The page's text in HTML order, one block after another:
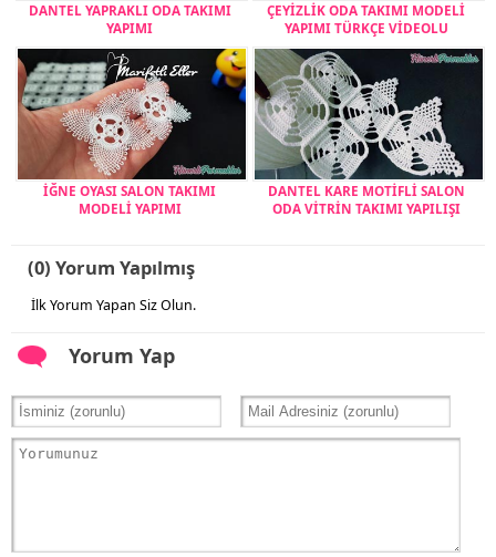
DANTEL YAPRAKLI ODA TAKIMI
YAPIMI
ÇEYİZLİK ODA TAKIMI MODELİ
YAPIMI TÜRKÇE VİDEOLU
İĞNE OYASI SALON TAKIMI
MODELİ YAPIMI
DANTEL KARE MOTİFLİ SALON
ODA VİTRİN TAKIMI YAPILIŞI
(0) Yorum Yapılmış
İlk Yorum Yapan Siz Olun.
Yorum Yap